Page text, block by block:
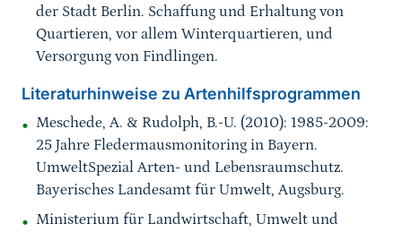
der Stadt Berlin. Schaffung und Erhaltung von
Quartieren, vor allem Winterquartieren, und
Versorgung von Findlingen.
Literaturhinweise zu Artenhilfsprogrammen
Meschede, A. & Rudolph, B.-U. (2010): 1985-2009:
25 Jahre Fledermausmonitoring in Bayern.
UmweltSpezial Arten- und Lebensraumschutz.
Bayerisches Landesamt für Umwelt, Augsburg.
Ministerium für Landwirtschaft, Umwelt und